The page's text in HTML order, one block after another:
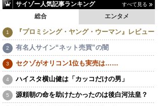
サイゾー人気記事ランキング すべて見る
エンタメ
総合
『プロミシング・ヤング・ウーマン』レビュー
有名人サイン“ネット売買”の闇
セクゾがオリコン1位も実売は……
ハイスタ横山健は「カッコだけの男」
源頼朝の命を助けたかったのは後白河法皇？